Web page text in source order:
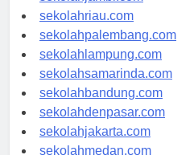
sekolahjambi.com
sekolahriau.com
sekolahpalembang.com
sekolahlampung.com
sekolahsamarinda.com
sekolahbandung.com
sekolahdenpasar.com
sekolahjakarta.com